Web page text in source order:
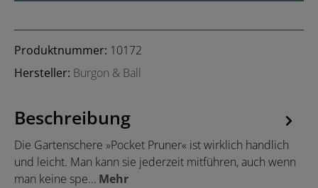
Produktnummer: 10172
Hersteller: Burgon & Ball
Beschreibung
Die Gartenschere »Pocket Pruner« ist wirklich handlich
und leicht. Man kann sie jederzeit mitführen, auch wenn
man keine spe… Mehr